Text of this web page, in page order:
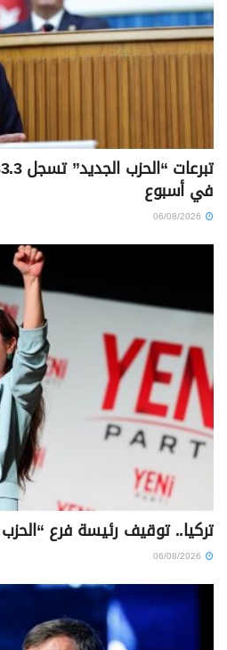
في أسبوع
تركيا.. توقيف رئيسة فرع